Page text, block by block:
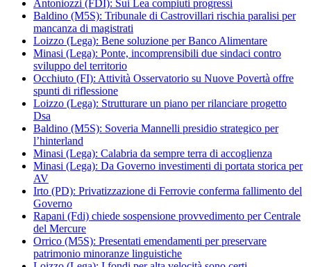
Antoniozzi (FDI): Sui Lea compiuti progressi
Baldino (M5S): Tribunale di Castrovillari rischia paralisi per
mancanza di magistrati
Loizzo (Lega): Bene soluzione per Banco Alimentare
Minasi (Lega): Ponte, incomprensibili due sindaci contro
sviluppo del territorio
Occhiuto (FI): Attività Osservatorio su Nuove Povertà offre
spunti di riflessione
Loizzo (Lega): Strutturare un piano per rilanciare progetto
Dsa
Baldino (M5S): Soveria Mannelli presidio strategico per
l’hinterland
Minasi (Lega): Calabria da sempre terra di accoglienza
Minasi (Lega): Da Governo investimenti di portata storica per
AV
Irto (PD): Privatizzazione di Ferrovie conferma fallimento del
Governo
Rapani (Fdi) chiede sospensione provvedimento per Centrale
del Mercure
Orrico (M5S): Presentati emendamenti per preservare
patrimonio minoranze linguistiche